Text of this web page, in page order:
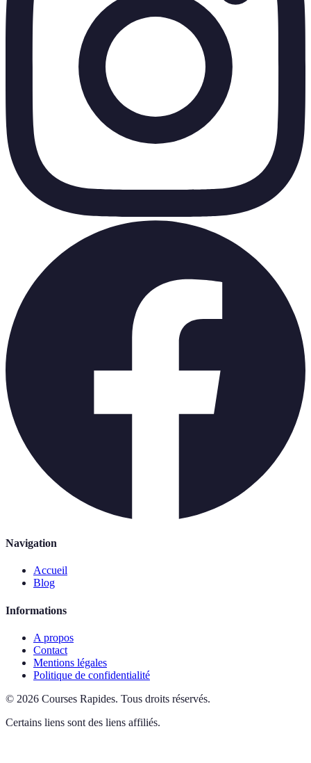
Navigation
Accueil
Blog
Informations
A propos
Contact
Mentions légales
Politique de confidentialité
© 2026 Courses Rapides. Tous droits réservés.
Certains liens sont des liens affiliés.